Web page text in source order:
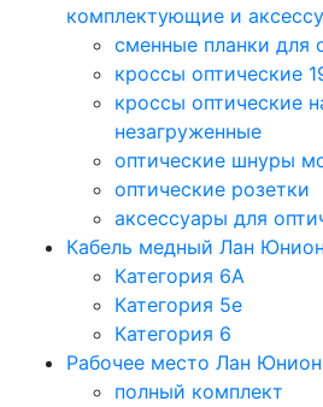
комплектующие и
сменные планки для
кроссы оптические
кроссы оптические
незагруженные
оптические шнуры
оптические розетки
аксессуары для
Кабель медный Лан Юнион
Категория 6A
Категория 5e
Категория 6
Рабочее место Лан Юнион
полный комплект